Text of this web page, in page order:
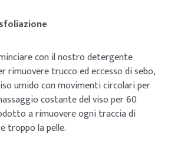
con il nostro detergente
rimuovere trucco ed eccesso di sebo,
umido con movimenti circolari per
costante del viso per 60
a rimuovere ogni traccia di
troppo la pelle.